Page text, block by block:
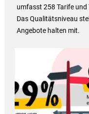
umfasst 258 Tarife
Das Qualitätsniveau
Angebote halten mit.